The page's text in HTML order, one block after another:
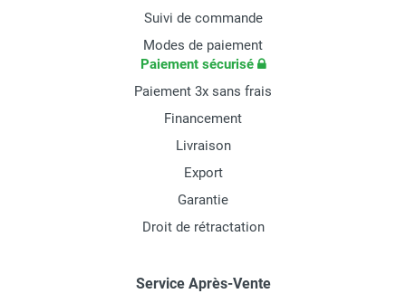
Suivi de commande
Modes de paiement
Paiement sécurisé
Paiement 3x sans frais
Financement
Livraison
Export
Garantie
Droit de rétractation
Service Après-Vente